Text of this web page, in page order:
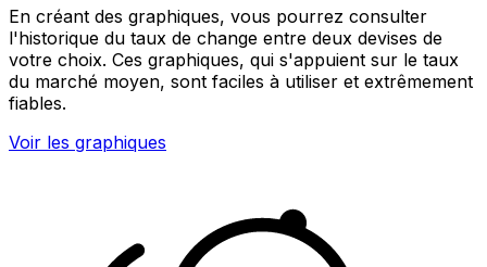
En créant des graphiques, vous pourrez consulter
l'historique du taux de change entre deux devises de
votre choix. Ces graphiques, qui s'appuient sur le taux
du marché moyen, sont faciles à utiliser et extrêmement
fiables.
Voir les graphiques